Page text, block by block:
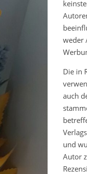
weder
Die in
auch
und
Autor